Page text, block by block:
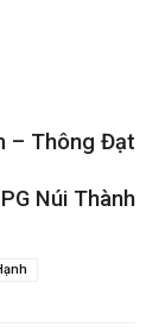
– Thông Đạt
Núi Thành